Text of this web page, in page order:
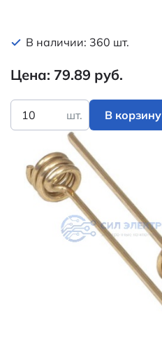
В наличии: 360 шт.
Цена: 79.89 руб.
шт. В корзину